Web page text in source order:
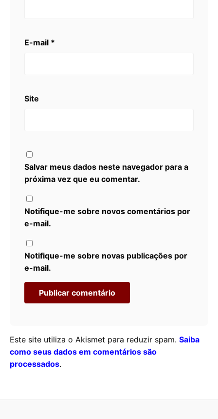
E-mail *
Site
Salvar meus dados neste navegador para a
próxima vez que eu comentar.
Notifique-me sobre novos comentários por
e-mail.
Notifique-me sobre novas publicações por
e-mail.
Este site utiliza o Akismet para reduzir spam. Saiba
como seus dados em comentários são
processados.